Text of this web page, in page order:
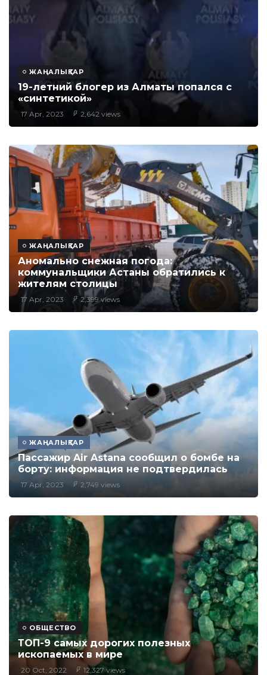
ЖАҢАЛЫҚТАР
​19-летний блогер из Алматы попался с
«синтетикой»
17 Apr, 2023 2,642 views
ЖАҢАЛЫҚТАР
​Аномально снежная погода:
коммунальщики Астаны обратились к
жителям столицы
17 Apr, 2023 2,399 views
ЖАҢАЛЫҚТАР
​Пассажир Air Astana сообщил о бомбе на
борту: информация не подтвердилась
17 Apr, 2023 2,749 views
ОБЩЕСТВО
ТОП-9 самых дорогих полезных
ископаемых в мире
20 Oct, 2022 12,327 views